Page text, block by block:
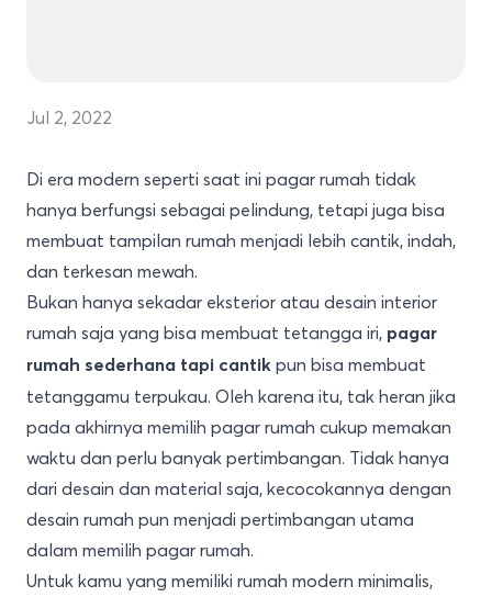
Jul 2, 2022
Di era modern seperti saat ini pagar rumah tidak
hanya berfungsi sebagai pelindung, tetapi juga bisa
membuat tampilan rumah menjadi lebih cantik, indah,
dan terkesan mewah.
Bukan hanya sekadar eksterior atau desain interior
rumah saja yang bisa membuat tetangga iri, pagar
rumah sederhana tapi cantik pun bisa membuat
tetanggamu terpukau. Oleh karena itu, tak heran jika
pada akhirnya memilih pagar rumah cukup memakan
waktu dan perlu banyak pertimbangan. Tidak hanya
dari desain dan material saja, kecocokannya dengan
desain rumah pun menjadi pertimbangan utama
dalam memilih pagar rumah.
Untuk kamu yang memiliki rumah modern minimalis,